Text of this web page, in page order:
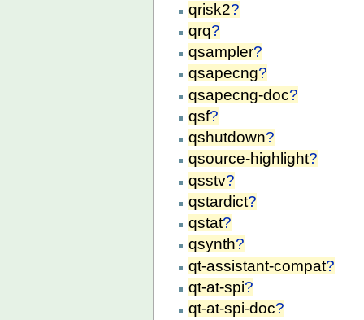
qrisk2?
qrq?
qsampler?
qsapecng?
qsapecng-doc?
qsf?
qshutdown?
qsource-highlight?
qsstv?
qstardict?
qstat?
qsynth?
qt-assistant-compat?
qt-at-spi?
qt-at-spi-doc?